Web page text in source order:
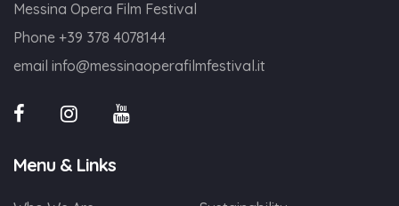
Messina Opera Film Festival
Phone +39 378 4078144
email info@messinaoperafilmfestival.it
Menu & Links